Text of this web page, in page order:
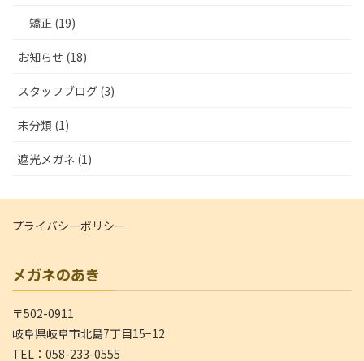
矯正 (19)
お知らせ (18)
スタッフブログ (3)
未分類 (1)
遮光メガネ (1)
プライバシーポリシー
メガネのあき
〒502-0911
岐阜県岐阜市北島7丁目15−12
TEL：058-233-0555